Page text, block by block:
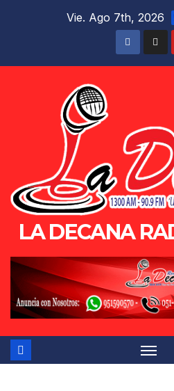
Vie. Ago 7th, 2026
LA DECANA